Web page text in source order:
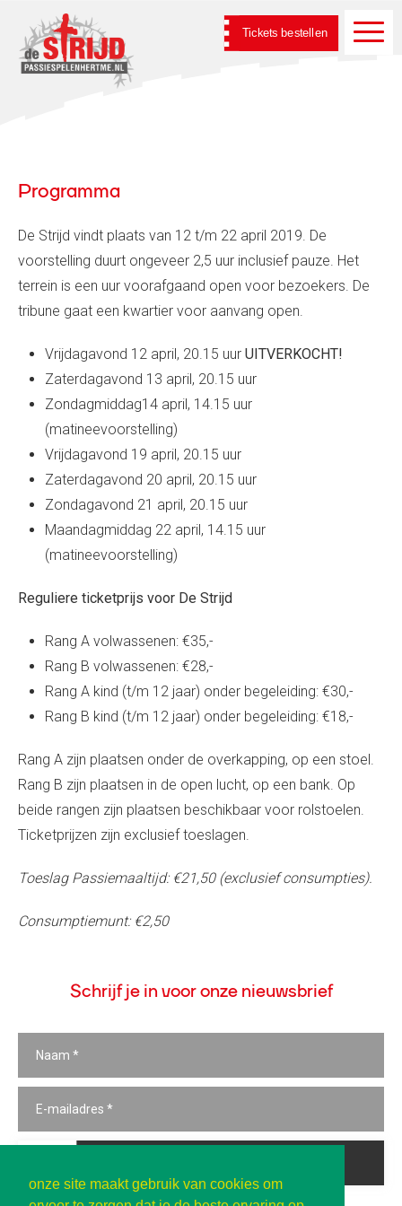
onze site maakt gebruik van cookies om
Tickets bestellen
Programma
De Strijd vindt plaats van 12 t/m 22 april 2019. De
voorstelling duurt ongeveer 2,5 uur inclusief pauze. Het
terrein is een uur voorafgaand open voor bezoekers. De
tribune gaat een kwartier voor aanvang open.
Vrijdagavond 12 april, 20.15 uur UITVERKOCHT!
Zaterdagavond 13 april, 20.15 uur
Zondagmiddag14 april, 14.15 uur
(matineevoorstelling)
Vrijdagavond 19 april, 20.15 uur
Zaterdagavond 20 april, 20.15 uur
Zondagavond 21 april, 20.15 uur
Maandagmiddag 22 april, 14.15 uur
(matineevoorstelling)
Reguliere ticketprijs voor De Strijd
Rang A volwassenen: €35,-
Rang B volwassenen: €28,-
Rang A kind (t/m 12 jaar) onder begeleiding: €30,-
Rang B kind (t/m 12 jaar) onder begeleiding: €18,-
Rang A zijn plaatsen onder de overkapping, op een stoel.
Rang B zijn plaatsen in de open lucht, op een bank. Op
beide rangen zijn plaatsen beschikbaar voor rolstoelen.
Ticketprijzen zijn exclusief toeslagen.
Toeslag Passiemaaltijd: €21,50 (exclusief consumpties).
Consumptiemunt: €2,50
Schrijf je in voor onze nieuwsbrief